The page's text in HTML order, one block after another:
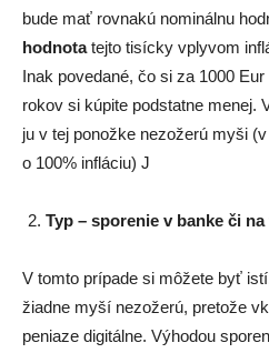
bude mať rovnakú nominálnu
hodnotatejto tisícky vplyvom
Inak povedané, čo si za 1000
rokov si kúpite podstatne menej.
ju v tej ponožke nezožerú myši
o 100% infláciu) J
Typ – sporenie v banke či
V tomto prípade si môžete byť
žiadne myší nezožerú, pretože
peniaze digitálne. Výhodou